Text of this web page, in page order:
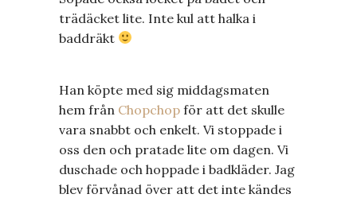
trädäcket lite. Inte kul att halka i
baddräkt
Han köpte med sig middagsmaten
hem från Chopchop för att det skulle
vara snabbt och enkelt. Vi stoppade i
oss den och pratade lite om dagen. Vi
duschade och hoppade i badkläder. Jag
blev förvånad över att det inte kändes